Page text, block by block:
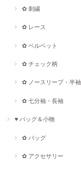
✿ 刺繍
✿ レース
✿ ベルベット
✿ チェック柄
✿ ノースリープ・半袖
✿ 七分袖・長袖
♥ バッグ＆小物
✿ バッグ
✿ アクセサリー